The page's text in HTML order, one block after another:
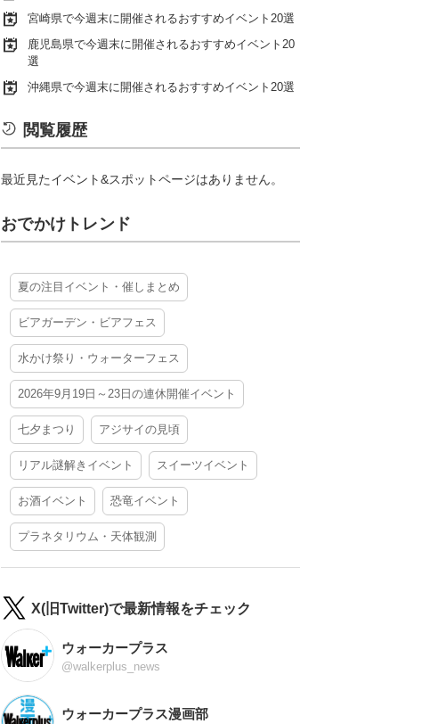
宮崎県で今週末に開催されるおすすめイベント20選
鹿児島県で今週末に開催されるおすすめイベント20
選
沖縄県で今週末に開催されるおすすめイベント20選
閲覧履歴
最近見たイベント&スポットページはありません。
おでかけトレンド
夏の注目イベント・催しまとめ
ビアガーデン・ビアフェス
水かけ祭り・ウォーターフェス
2026年9月19日～23日の連休開催イベント
七夕まつり アジサイの見頃
リアル謎解きイベント スイーツイベント
お酒イベント 恐竜イベント
プラネタリウム・天体観測
X(旧Twitter)で最新情報をチェック
ウォーカープラス
@walkerplus_news
ウォーカープラス漫画部